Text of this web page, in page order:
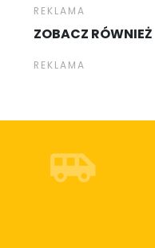
ZOBACZ RÓWNIEŻ